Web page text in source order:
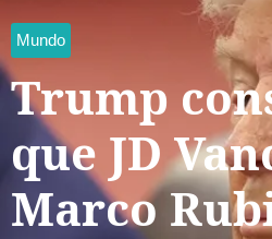
Mundo
Trump
que JD
Marco